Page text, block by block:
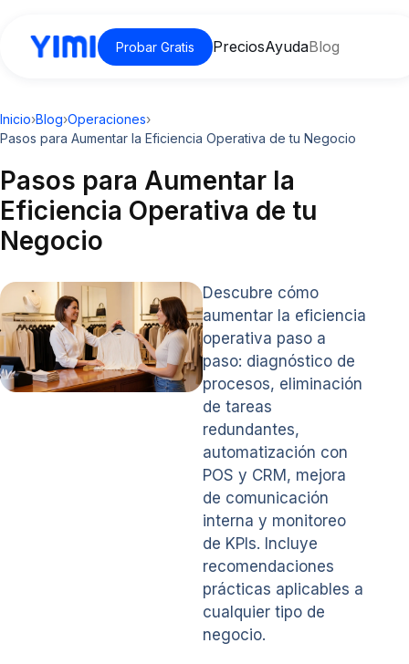
Probar Gratis PreciosAyudaBlog
Inicio›Blog›Operaciones›
Pasos para Aumentar la Eficiencia Operativa de tu Negocio
Pasos para Aumentar la
Eficiencia Operativa de tu
Negocio
Descubre cómo
aumentar la eficiencia
operativa paso a
paso: diagnóstico de
procesos, eliminación
de tareas
redundantes,
automatización con
POS y CRM, mejora
de comunicación
interna y monitoreo
de KPIs. Incluye
recomendaciones
prácticas aplicables a
cualquier tipo de
negocio.